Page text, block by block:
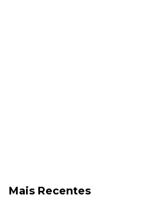
Mais Recentes